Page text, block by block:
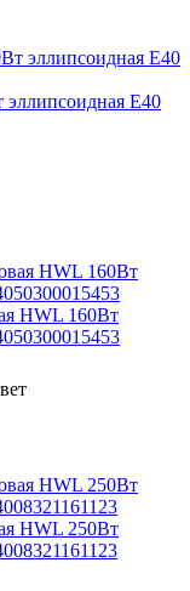
эллипсоидная E40
HWL 160Вт
HWL 250Вт